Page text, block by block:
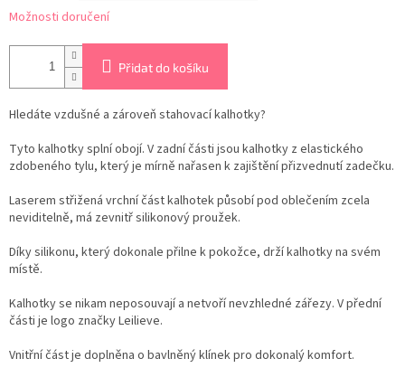
Možnosti doručení
Přidat do košíku
Hledáte vzdušné a zároveň stahovací kalhotky?
Tyto kalhotky splní obojí. V zadní části jsou kalhotky z elastického
zdobeného tylu, který je mírně nařasen k zajištění přizvednutí zadečku.
Laserem střižená vrchní část kalhotek působí pod oblečením zcela
neviditelně, má zevnitř silikonový proužek.
Díky silikonu, který dokonale přilne k pokožce, drží kalhotky na svém
místě.
Kalhotky se nikam neposouvají a netvoří nevzhledné zářezy. V přední
části je logo značky Leilieve.
Vnitřní část je doplněna o bavlněný klínek pro dokonalý komfort.